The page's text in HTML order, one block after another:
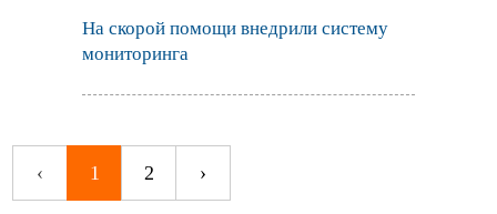
На скорой помощи внедрили систему
мониторинга
‹ 1 2 ›